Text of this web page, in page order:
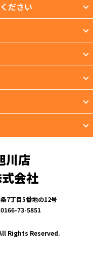
ださい
川店
会社
7丁目5番地の12号
73-5851
Rights Reserved.